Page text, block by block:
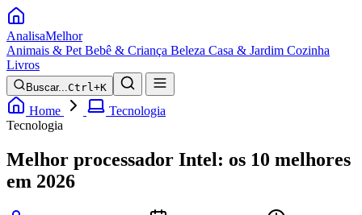
AnalisaMelhor
Animais & Pet Bebê & Criança Beleza Casa & Jardim Cozinha
Livros
Buscar...Ctrl+K
Home
Tecnologia
Tecnologia
Melhor processador Intel: os 10 melhores
em 2026